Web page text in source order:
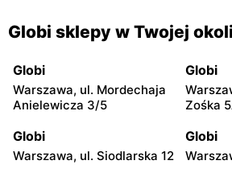
Globi sklepy w Twojej
Globi
Warszawa, ul. Mordechaja
Anielewicza 3/5
Globi
Zośka
Globi
Warszawa, ul. Siodlarska 12
Globi